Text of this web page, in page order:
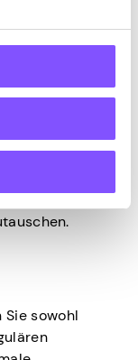
und
nutze
zu
Sie sowohl